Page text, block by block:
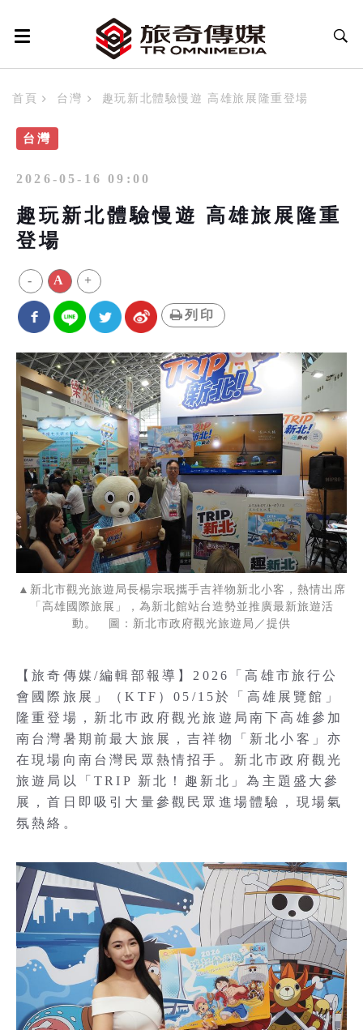
首頁 台灣 趣玩新北體驗慢遊 高雄旅展隆重登場
台灣
2026-05-16 09:00
趣玩新北體驗慢遊 高雄旅展隆重
登場
- A +
列印
▲新北市觀光旅遊局長楊宗珉攜手吉祥物新北小客，熱情出席
「高雄國際旅展」，為新北館站台造勢並推廣最新旅遊活
動。 圖：新北市政府觀光旅遊局／提供
【旅奇傳媒/編輯部報導】2026「高雄市旅行公
會國際旅展」（KTF）05/15於「高雄展覽館」
隆重登場，新北巿政府觀光旅遊局南下高雄參加
南台灣暑期前最大旅展，吉祥物「新北小客」亦
在現場向南台灣民眾熱情招手。新北市政府觀光
旅遊局以「TRIP 新北！趣新北」為主題盛大參
展，首日即吸引大量參觀民眾進場體驗，現場氣
氛熱絡。